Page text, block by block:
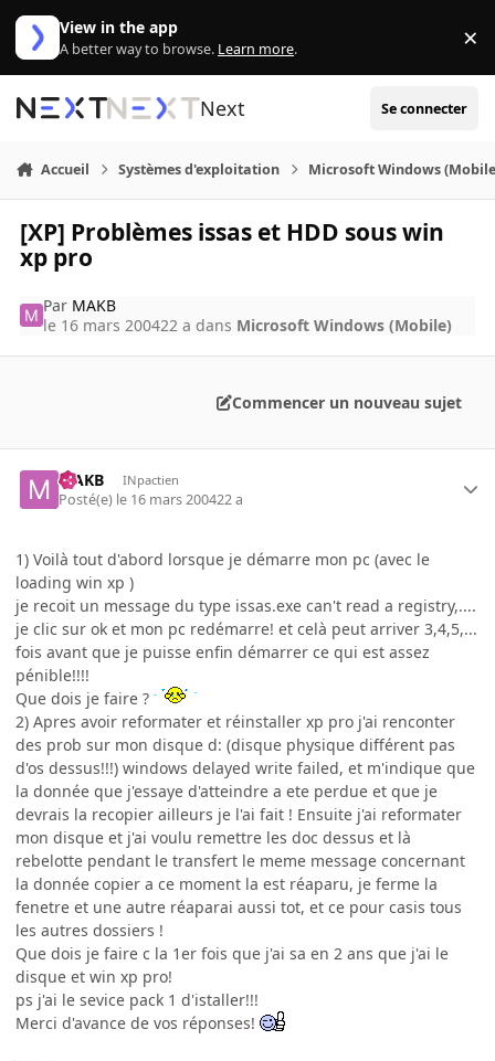
Aller au contenu
View in the app
A better way to browse. Learn more. ×
Next Se connecter
Accueil Systèmes d'exploitation Microsoft Windows
[XP] Problèmes issas et HDD sous win
xp pro
Par MAKB
le 16 mars 200422 a dans Microsoft Windows (Mobile)
Commencer un nouveau sujet
MAKB INpactien
Posté(e) le 16 mars 200422 a
1) Voilà tout d'abord lorsque je démarre mon pc (avec le
loading win xp )
je recoit un message du type issas.exe can't read a registry,....
je clic sur ok et mon pc redémarre! et celà peut arriver 3,4,5,...
fois avant que je puisse enfin démarrer ce qui est assez
pénible!!!!
Que dois je faire ?
2) Apres avoir reformater et réinstaller xp pro j'ai renconter
des prob sur mon disque d: (disque physique différent pas
d'os dessus!!!) windows delayed write failed, et m'indique que
la donnée que j'essaye d'atteindre a ete perdue et que je
devrais la recopier ailleurs je l'ai fait ! Ensuite j'ai reformater
mon disque et j'ai voulu remettre les doc dessus et là
rebelotte pendant le transfert le meme message concernant
la donnée copier a ce moment la est réaparu, je ferme la
fenetre et une autre réaparai aussi tot, et ce pour casis tous
les autres dossiers !
Que dois je faire c la 1er fois que j'ai sa en 2 ans que j'ai le
disque et win xp pro!
ps j'ai le sevice pack 1 d'istaller!!!
Merci d'avance de vos réponses!